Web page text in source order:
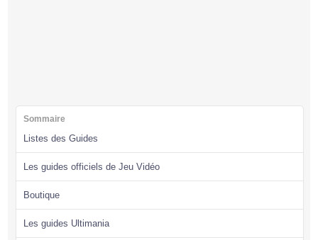
Sommaire
Listes des Guides
Les guides officiels de Jeu Vidéo
Boutique
Les guides Ultimania